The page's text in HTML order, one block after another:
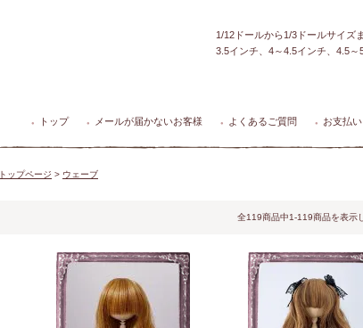
1/12ドールから1/3ドールサイズ
3.5インチ、4～4.5インチ、4.5
● トップ ● メールが届かないお客様 ● よくあるご質問 ● お支払
トップページ > ウェーブ
全119商品中1-119商品を表示